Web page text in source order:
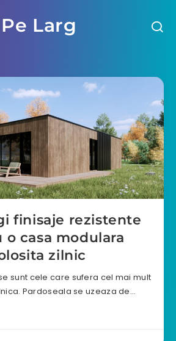
Pe Larg
finisaje rezistente
o casa modulara
zilnic
sunt cele care sufera cel mai mult
Pardoseala se uzeaza de…